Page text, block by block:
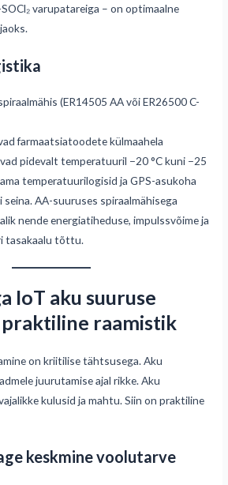
varupatareiga – on optimaalne
(ER14505 AA või ER26500 C-
farmaatsiatoodete külmaahela
pidevalt temperatuuril −20 °C kuni −25
temperatuurilogisid ja GPS-asukoha
AA-suuruses spiraalmähisega
nende energiatiheduse, impulssvõime ja
tasakaalu tõttu.
IoT aku suuruse
raamistik
on kriitilise tähtsusega. Aku
juurutamise ajal rikke. Aku
kulusid ja mahtu. Siin on praktiline
keskmine voolutarve